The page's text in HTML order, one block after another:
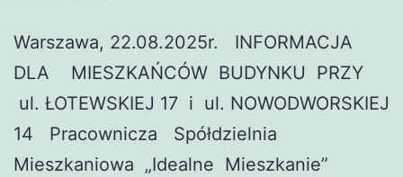
Warszawa, 22.08.2025r. INFORMACJA
DLA MIESZKAŃCÓW BUDYNKU PRZY
ul. ŁOTEWSKIEJ 17 i ul. NOWODWORSKIEJ
14 Pracownicza Spółdzielnia
Mieszkaniowa „Idealne Mieszkanie”